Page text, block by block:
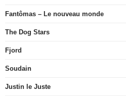
Fantômas – Le nouveau monde
The Dog Stars
Fjord
Soudain
Justin le Juste